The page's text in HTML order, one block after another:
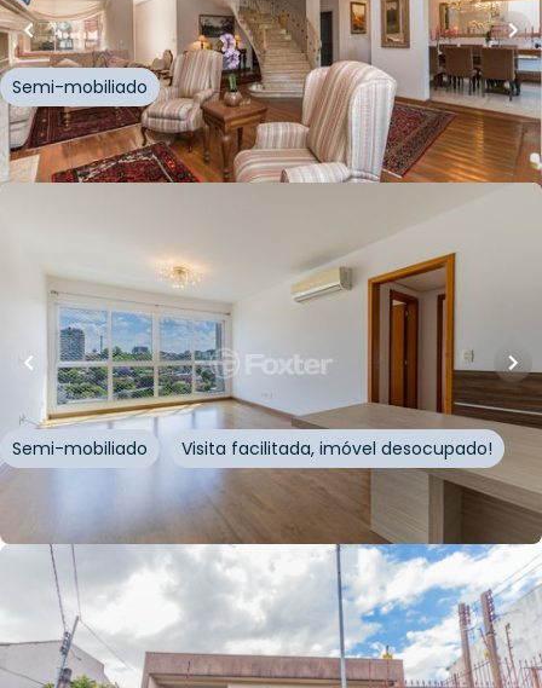
Rua Souza Lobo
Vila Jardim,Porto Alegre
Semi-mobiliado
Whatsapp
Cód. 213164
m²•3quartos•2 banheiros•2 vagas
Apartamento • Edifício Nilo Home Square
Avenida Doutor Nilo Peçanha,Vila Jardim
Porto
Alegre
Semi-mobiliado Visita facilitada, imóvel desocupado!
855.000,00
154m² •3quartos banheiros• 4vagas
Casa